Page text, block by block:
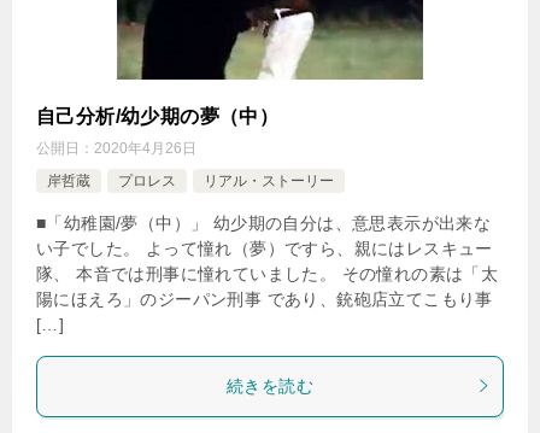
自己分析/幼少期の夢（中）
公開日： 2020年4月26日
岸哲蔵
プロレス リアル・ストーリー
■「幼稚園/夢（中）」 幼少期の自分は、意思表示が出来な
い子でした。 よって憧れ（夢）ですら、親にはレスキュー
隊、 本音では刑事に憧れていました。 その憧れの素は「太
陽にほえろ」のジーパン刑事 であり、銃砲店立てこもり事
[…]
続きを読む